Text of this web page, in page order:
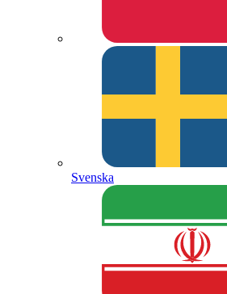
Svenska